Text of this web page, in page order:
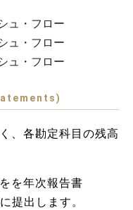
ュ・フロー
ュ・フロー
ュ・フロー
、各勘定科目の残高
を年次報告書
提出します。